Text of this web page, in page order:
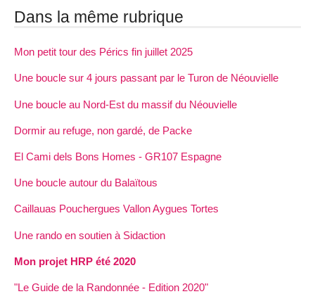
Dans la même rubrique
Mon petit tour des Pérics fin juillet 2025
Une boucle sur 4 jours passant par le Turon de Néouvielle
Une boucle au Nord-Est du massif du Néouvielle
Dormir au refuge, non gardé, de Packe
El Cami dels Bons Homes - GR107 Espagne
Une boucle autour du Balaïtous
Caillauas Pouchergues Vallon Aygues Tortes
Une rando en soutien à Sidaction
Mon projet HRP été 2020
"Le Guide de la Randonnée - Edition 2020"